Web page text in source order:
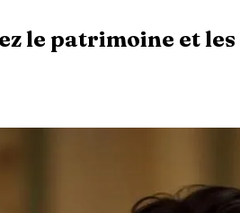
le patrimoine et